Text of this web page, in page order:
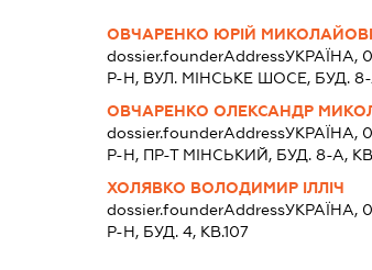
ОВЧАРЕНКО ЮРІЙ
dossier.founderAddressУКРАЇНА,
Р-Н, ВУЛ. МІНСЬКЕ ШОСЕ, БУД. 8-
ОВЧАРЕНКО ОЛЕКСАНДР
dossier.founderAddressУКРАЇНА,
Р-Н, ПР-Т МІНСЬКИЙ, БУД. 8-А,
ХОЛЯВКО ВОЛОДИМИР ІЛЛІЧ
dossier.founderAddressУКРАЇНА,
Р-Н, БУД. 4, КВ.107